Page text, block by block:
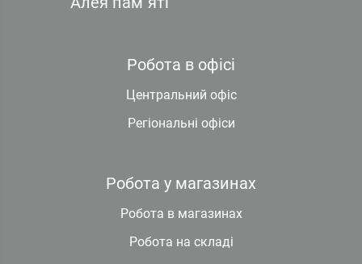
Робота в офісі
Центральний офіс
Регіональні офіси
Робота у магазинах
Робота в магазинах
Робота на складі